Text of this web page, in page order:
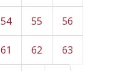
54 55 56
61 62 63